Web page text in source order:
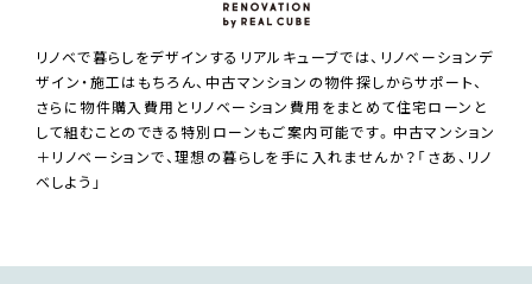
リノベで暮らしをデザインするリアルキューブでは、リノベーションデ
ザイン・施工はもちろん、中古マンションの物件探しからサポート、
さらに物件購入費用とリノベーション費用をまとめて住宅ローンと
して組むことのできる特別ローンもご案内可能です。中古マンション
＋リノベーションで、理想の暮らしを手に入れませんか？「さあ、リノ
ベしよう」